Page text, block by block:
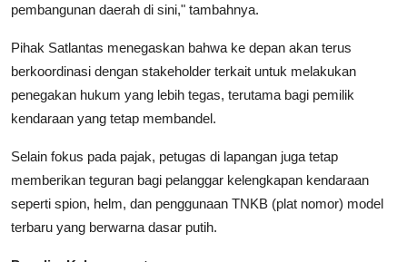
pembangunan daerah di sini," tambahnya.
Pihak Satlantas menegaskan bahwa ke depan akan terus
berkoordinasi dengan stakeholder terkait untuk melakukan
penegakan hukum yang lebih tegas, terutama bagi pemilik
kendaraan yang tetap membandel.
Selain fokus pada pajak, petugas di lapangan juga tetap
memberikan teguran bagi pelanggar kelengkapan kendaraan
seperti spion, helm, dan penggunaan TNKB (plat nomor) model
terbaru yang berwarna dasar putih.